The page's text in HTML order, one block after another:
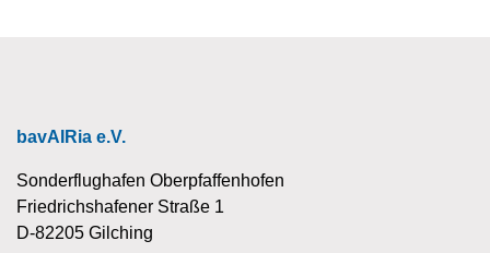
bavAIRia e.V.
Sonderflughafen Oberpfaffenhofen
Friedrichshafener Straße 1
D-82205 Gilching